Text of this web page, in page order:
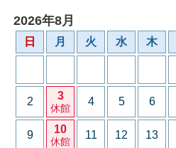
2026年8月
日 月 火 水 木
2 3
休館
4 5 6
9 10
休館
11 12 13